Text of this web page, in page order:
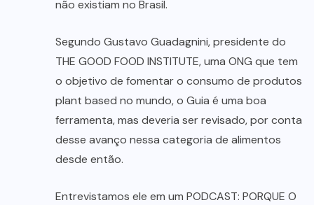
não existiam no Brasil.
Segundo Gustavo Guadagnini, presidente do
THE GOOD FOOD INSTITUTE, uma ONG que tem
o objetivo de fomentar o consumo de produtos
plant based no mundo, o Guia é uma boa
ferramenta, mas deveria ser revisado, por conta
desse avanço nessa categoria de alimentos
desde então.
Entrevistamos ele em um PODCAST: PORQUE O